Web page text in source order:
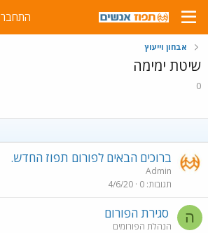
התחבר
אבחון וייעוץ
שיטת ימימה
0
ברוכים הבאים לפורום תפוז החדש.
Admin
תגובות 0
4/6/20
ה סגירת הפורום
הנהלת הפורומים